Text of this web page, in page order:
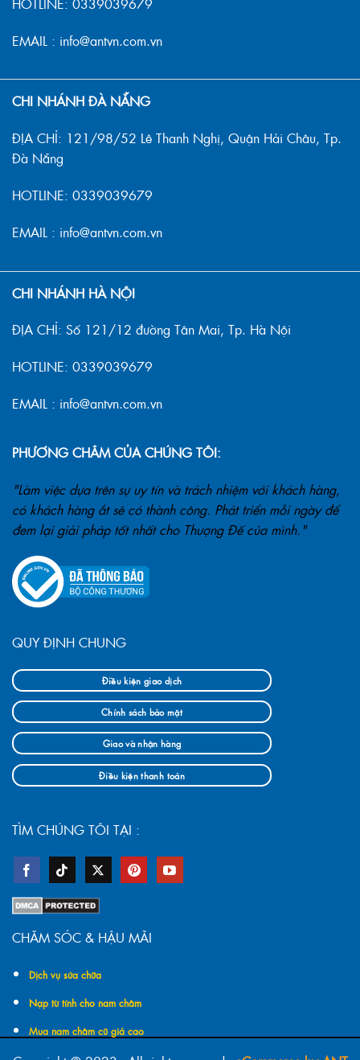
EMAIL : info@antvn.com.vn
CHI NHÁNH ĐÀ NẴNG
ĐỊA CHỈ: 121/98/52 Lê Thanh Nghị, Quận Hải Châu, Tp.
Đà Nẵng
HOTLINE: 0339039679
EMAIL : info@antvn.com.vn
CHI NHÁNH HÀ NỘI
ĐỊA CHỈ: Số 121/12 đường Tân Mai, Tp. Hà Nội
HOTLINE: 0339039679
EMAIL : info@antvn.com.vn
PHƯƠNG CHÂM CỦA CHÚNG TÔI:
"Làm việc dựa trên sự uy tín và trách nhiệm với khách hàng,
có khách hàng ắt sẽ có thành công. Phát triển mỗi ngày để
đem lại giải pháp tốt nhất cho Thượng Đế của mình."
QUY ĐỊNH CHUNG
Điều kiện giao dịch
Chính sách bảo mật
Giao và nhận hàng
Điều kiện thanh toán
TÌM CHÚNG TÔI TẠI :
CHĂM SÓC & HẬU MÃI
Dịch vụ sửa chữa
Nạp từ tính cho nam châm
Mua nam châm cũ giá cao